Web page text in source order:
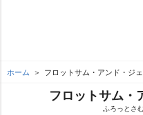
ホーム フロットサム・アンド・ジ
フロットサム・
ふろっとさ